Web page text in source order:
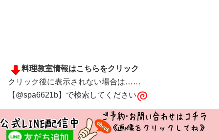
料理教室情報はこちらをクリック
クリック後に表示されない場合は……
【@spa6621b】で検索してください